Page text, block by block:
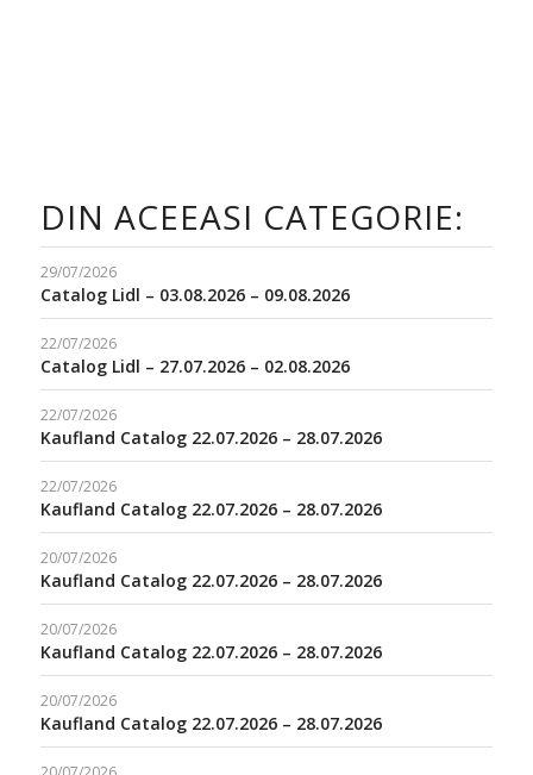
DIN ACEEASI CATEGORIE:
29/07/2026
Catalog Lidl – 03.08.2026 – 09.08.2026
22/07/2026
Catalog Lidl – 27.07.2026 – 02.08.2026
22/07/2026
Kaufland Catalog 22.07.2026 – 28.07.2026
22/07/2026
Kaufland Catalog 22.07.2026 – 28.07.2026
20/07/2026
Kaufland Catalog 22.07.2026 – 28.07.2026
20/07/2026
Kaufland Catalog 22.07.2026 – 28.07.2026
20/07/2026
Kaufland Catalog 22.07.2026 – 28.07.2026